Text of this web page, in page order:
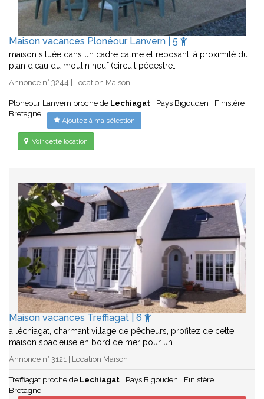
Maison vacances Plonéour Lanvern | 5
maison située dans un cadre calme et reposant, à proximité du
plan d'eau du moulin neuf (circuit pédestre…
Annonce n° 3244 | Location Maison
Plonéour Lanvern proche de Lechiagat Pays Bigouden
Finistère
Bretagne
Ajoutez à ma sélection
Voir cette location
Maison vacances Treffiagat | 6
a léchiagat, charmant village de pêcheurs, profitez de cette
maison spacieuse en bord de mer pour un…
Annonce n° 3121 | Location Maison
Treffiagat proche de Lechiagat Pays Bigouden
Finistère
Bretagne